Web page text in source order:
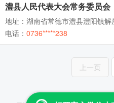
澧县人民代表大会常务委员会
地址：湖南省常德市澧县澧阳镇
电话： 0736*****238
上一页
Copyright © 2013-2026